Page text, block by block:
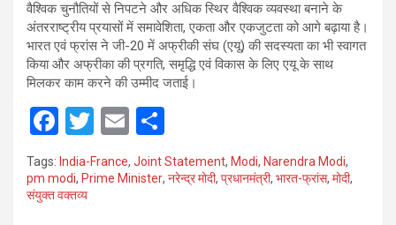
वैश्विक चुनौतियों से निपटने और अधिक स्थिर वैश्विक व्यवस्था बनाने के
अंतरराष्ट्रीय प्रयासों में समावेशिता, एकता और एकजुटता को आगे बढ़ाया है।
भारत एवं फ्रांस ने जी-20 में अफ्रीकी संघ (एयू) की सदस्यता का भी स्वागत
किया और अफ्रीका की प्रगति, समृद्धि एवं विकास के लिए एयू के साथ
मिलकर काम करने की उम्मीद जताई।
F
a
ce
b
T
wi
tt
E
m
ail
h
ar
Tags: India-France, Joint Statement, Modi, Narendra Modi,
pm modi, Prime Minister, नरेन्द्र मोदी, प्रधानमंत्री, भारत-फ्रांस, मोदी,
संयुक्त वक्तव्य